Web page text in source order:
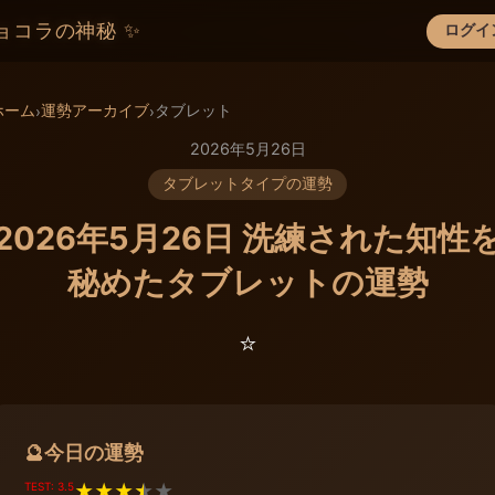
コラの神秘 ✨ ログイ
×
ーム›運勢アーカイブ›タブレット
2026年5月26日
タブレットタイプの運勢
年5月26日 洗練された知性
秘めたタブレットの運勢
⭐️
🔮今日の運勢
TEST: 3.5